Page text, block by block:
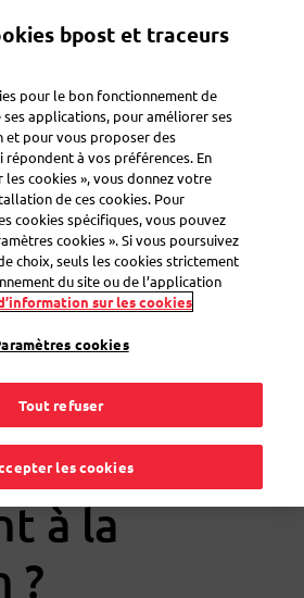
récupérer
si mon
perdu ou
lors de
avec
à la
?
bpost et traceurs
pour le bon fonctionnement de
applications, pour améliorer ses
et pour vous proposer des
à vos préférences. En
les cookies », vous donnez votre
de ces cookies. Pour
cookies spécifiques, vous pouvez
cookies ». Si vous poursuivez
choix, seuls les cookies strictement
du site ou de l’application
sur les cookies
cookies
Tout refuser
les cookies